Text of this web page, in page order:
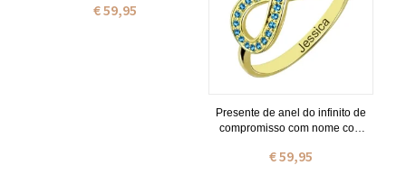
€ 59,95
Presente de anel do infinito de
compromisso com nome com
ouro de 18 quilates
€ 59,95